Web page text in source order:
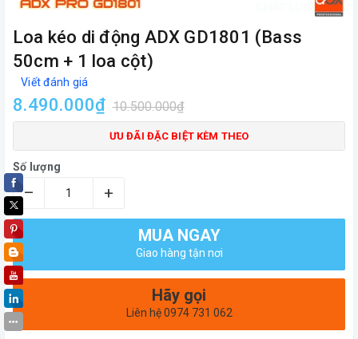
Loa kéo di động ADX GD1801 (Bass
50cm + 1 loa cột)
Viết đánh giá
8.490.000₫ 10.500.000₫
ƯU ĐÃI ĐẶC BIỆT KÈM THEO
Số lượng
– +
MUA NGAY
Giao hàng tận nơi
Hãy gọi
Liên hệ 0974 731 062